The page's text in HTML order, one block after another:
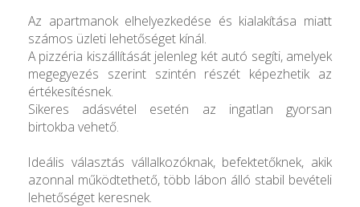
Az apartmanok elhelyezkedése és kialakítása miatt
számos üzleti lehetőséget kínál.
A pizzéria kiszállítását jelenleg két autó segíti, amelyek
megegyezés szerint szintén részét képezhetik az
értékesítésnek.
Sikeres adásvétel esetén az ingatlan gyorsan
birtokba vehető.
Ideális választás vállalkozóknak, befektetőknek, akik
azonnal működtethető, több lábon álló stabil bevételi
lehetőséget keresnek.